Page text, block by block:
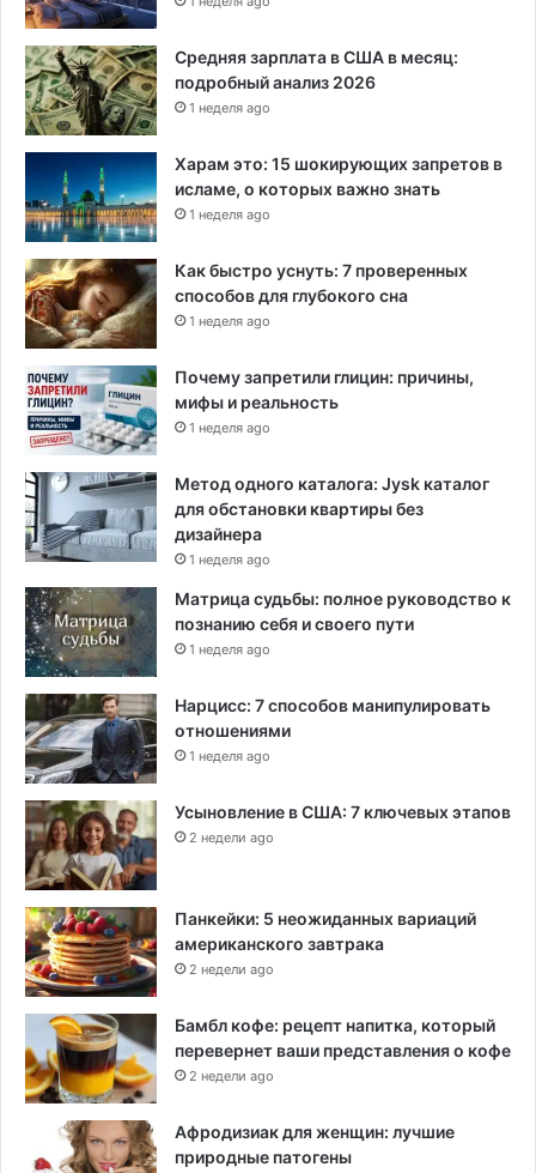
Средняя зарплата в США в месяц:
подробный анализ 2026
1 неделя ago
Харам это: 15 шокирующих запретов в
исламе, о которых важно знать
1 неделя ago
Как быстро уснуть: 7 проверенных
способов для глубокого сна
1 неделя ago
Почему запретили глицин: причины,
мифы и реальность
1 неделя ago
Метод одного каталога: Jysk каталог
для обстановки квартиры без
дизайнера
1 неделя ago
Матрица судьбы: полное руководство к
познанию себя и своего пути
1 неделя ago
Нарцисс: 7 способов манипулировать
отношениями
1 неделя ago
Усыновление в США: 7 ключевых этапов
2 недели ago
Панкейки: 5 неожиданных вариаций
американского завтрака
2 недели ago
Бамбл кофе: рецепт напитка, который
перевернет ваши представления о кофе
2 недели ago
Афродизиак для женщин: лучшие
природные патогены